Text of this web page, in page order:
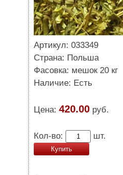
Артикул: 033349
Страна: Польша
Фасовка: мешок 20 кг
Наличие: Есть
Цена: 420.00 руб.
Кол-во: шт.
Купить